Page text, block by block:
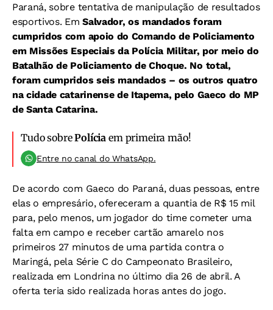
Paraná, sobre tentativa de manipulação de resultados
esportivos. Em Salvador, os mandados foram
cumpridos com apoio do Comando de Policiamento
em Missões Especiais da Polícia Militar, por meio do
Batalhão de Policiamento de Choque. No total,
foram cumpridos seis mandados – os outros quatro
na cidade catarinense de Itapema, pelo Gaeco do MP
de Santa Catarina.
Tudo sobrePolícia em primeira mão!
Entre no canal do WhatsApp.
De acordo com Gaeco do Paraná, duas pessoas, entre
elas o empresário, ofereceram a quantia de R$ 15 mil
para, pelo menos, um jogador do time cometer uma
falta em campo e receber cartão amarelo nos
primeiros 27 minutos de uma partida contra o
Maringá, pela Série C do Campeonato Brasileiro,
realizada em Londrina no último dia 26 de abril. A
oferta teria sido realizada horas antes do jogo.